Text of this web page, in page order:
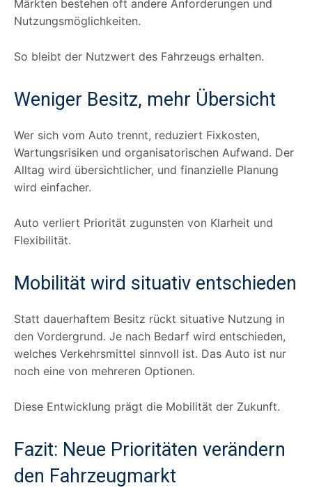
Märkten bestehen oft andere Anforderungen und
Nutzungsmöglichkeiten.
So bleibt der Nutzwert des Fahrzeugs erhalten.
Weniger Besitz, mehr Übersicht
Wer sich vom Auto trennt, reduziert Fixkosten,
Wartungsrisiken und organisatorischen Aufwand. Der
Alltag wird übersichtlicher, und finanzielle Planung
wird einfacher.
Auto verliert Priorität zugunsten von Klarheit und
Flexibilität.
Mobilität wird situativ entschieden
Statt dauerhaftem Besitz rückt situative Nutzung in
den Vordergrund. Je nach Bedarf wird entschieden,
welches Verkehrsmittel sinnvoll ist. Das Auto ist nur
noch eine von mehreren Optionen.
Diese Entwicklung prägt die Mobilität der Zukunft.
Fazit: Neue Prioritäten verändern
den Fahrzeugmarkt